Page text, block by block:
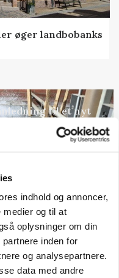
indhold og annoncer,
medier og til at
oplysninger om din
inden for
og analysepartnere.
data med andre
øger landbobanks
til et nyt